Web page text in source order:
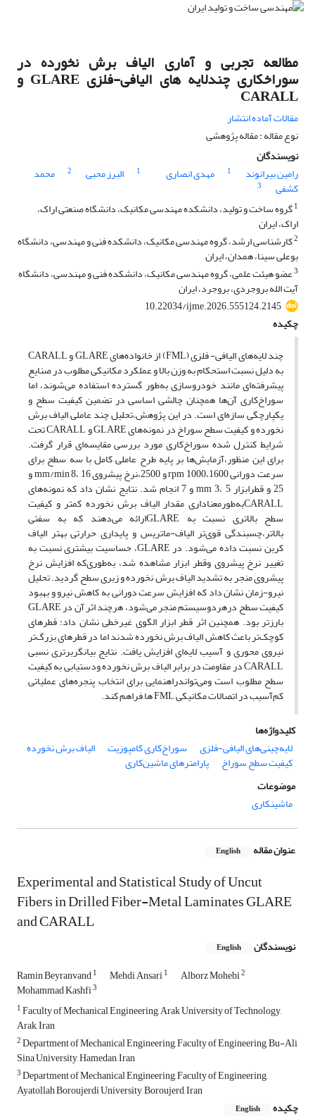
مطالعه تجربی و آماری الیاف برش نخورده در
سوراخکاری چندلایه های الیافی-فلزی GLARE و
CARALL
مقالات آماده انتشار
نوع مقاله : مقاله پژوهشی
نویسندگان
رامین بیرانوند
1 مهدی انصاری 1 البرز محبی 2 محمد
کشفی
3
1گروه ساخت و تولید، دانشکده مهندسی مکانیک، دانشگاه صنعتی اراک،
اراک، ایران
2کارشناسی ارشد، گروه مهندسی مکانیک، دانشکده فنی و مهندسی، دانشگاه
بوعلی سینا، همدان، ایران
3عضو هیئت علمی، گروه مهندسی مکانیک، دانشکده فنی و مهندسی، دانشگاه
آیت الله بروجردی، بروجرد، ایران
10.22034/ijme.2026.555124.2145
چکیده
چند ‌لایه‌های الیافی- فلزی (FML) از خانواده‌های GLARE و CARALL
به دلیل نسبت استحکام به وزن بالا و عملکرد مکانیکی مطلوب در صنایع
پیشرفته‌ای مانند خودروسازی به‌طور گسترده استفاده می‌شوند، اما
سوراخ‌کاری آن‌ها همچنان چالشی اساسی در تضمین کیفیت سطح و
یکپارچگی سازه‌ای است. در این پژوهش،تحلیل چند عاملی الیاف برش
نخورده و کیفیت سطح سوراخ در نمونه‌های GLARE و CARALL تحت
شرایط کنترل ‌شده سوراخ‌کاری مورد بررسی مقایسه‌ای قرار گرفت.
برای این منظور،آزمایش‌ها بر پایه طرح عاملی کامل با سه سطح برای
سرعت دورانی rpm 1000،1600 و 2500،نرخ پیشروی mm/min 8، 16 و
25 و قطرابزار mm 3، 5 و 7 انجام شد. نتایج نشان داد که نمونه‌های
CARALLبه‌طورمعناداری مقدار الیاف برش نخورده کمتر و کیفیت
سطح بالاتری نسبت به GLAREارائه می‌دهند که به سفتی
بالاتر،چسبندگی قوی‌تر الیاف-ماتریس و پایداری حرارتی بهتر الیاف
کربن نسبت داده می‌شود. در GLARE، حساسیت بیشتری نسبت به
تغییر نرخ پیشروی وقطر ابزار مشاهده شد، به‌طوری‌که افزایش نرخ
پیشروی منجر به تشدید الیاف برش نخورده و زبری سطح گردید. تحلیل
نیرو-زمان نشان داد که افزایش سرعت دورانی به کاهش نیرو و بهبود
کیفیت سطح درهردوسیستم منجر می‌شود، هرچند اثر آن در GLARE
بارزتر بود. همچنین اثر قطر ابزار الگوی غیرخطی نشان داد؛ قطرهای
کوچک‌تر باعث کاهش الیاف برش نخورده شدند اما در قطرهای بزرگ‌تر
نیروی محوری و آسیب لایه‌ای افزایش یافت. نتایج بیانگربرتری نسبی
CARALL در مقاومت در برابر الیاف برش نخورده ودستیابی به کیفیت
سطح مطلوب است ومی‌تواندراهنمایی برای انتخاب پنجره‌های عملیاتی
کم‌آسیب در اتصالات مکانیکی FML ها فراهم کند.
کلیدواژه‌ها
لایه‌چینی‌های الیافی-فلزی
سوراخ‌کاری کامپوزیت الیاف برش نخورده
کیفیت سطح سوراخ
پارامترهای ماشین‌کاری
موضوعات
ماشینکاری
عنوان مقاله English
Experimental and Statistical Study of Uncut
Fibers in Drilled Fiber-Metal Laminates GLARE
and CARALL
نویسندگان English
Ramin Beyranvand1 Mehdi Ansari1 Alborz Mohebi2
Mohammad Kashfi3
1Faculty of Mechanical Engineering, Arak University of Technology,
Arak, Iran
2Department of Mechanical Engineering, Faculty of Engineering, Bu-Ali
Sina University, Hamedan, Iran
3Department of Mechanical Engineering, Faculty of Engineering,
Ayatollah Boroujerdi University, Boroujerd, Iran
چکیده
English